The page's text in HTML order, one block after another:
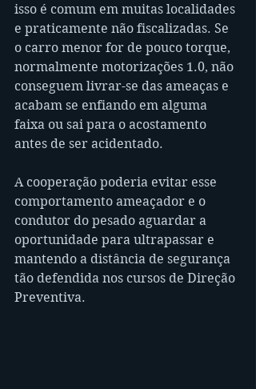
isso é comum em muitas localidades
e praticamente não fiscalizadas. Se
o carro menor for de pouco torque,
normalmente motorizações 1.0, não
conseguem livrar-se das ameaças e
acabam se enfiando em alguma
faixa ou sai para o acostamento
antes de ser acidentado.
A cooperação poderia evitar esse
comportamento ameaçador e o
condutor do pesado aguardar a
oportunidade para ultrapassar e
mantendo a distância de segurança
tão defendida nos cursos de Direção
Preventiva.